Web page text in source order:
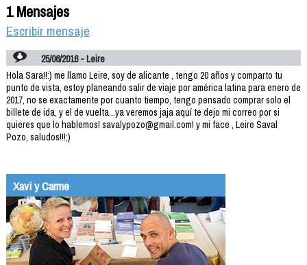
1 Mensajes
Escribir mensaje
25/06/2016 - Leire
Hola Sara!!:) me llamo Leire, soy de alicante , tengo 20 años y comparto tu
punto de vista, estoy planeando salir de viaje por américa latina para enero de
2017, no se exactamente por cuanto tiempo, tengo pensado comprar solo el
billete de ida, y el de vuelta...ya veremos jaja aquí te dejo mi correo por si
quieres que lo hablemos! savalypozo@gmail.com! y mi face , Leire Saval
Pozo, saludos!!!;)
Xavi y Carme